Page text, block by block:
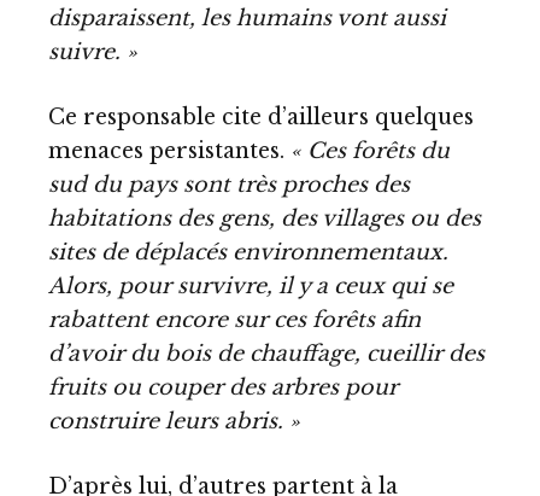
disparaissent, les humains vont aussi
suivre. »
Ce responsable cite d’ailleurs quelques
menaces persistantes. « Ces forêts du
sud du pays sont très proches des
habitations des gens, des villages ou des
sites de déplacés environnementaux.
Alors, pour survivre, il y a ceux qui se
rabattent encore sur ces forêts afin
d’avoir du bois de chauffage, cueillir des
fruits ou couper des arbres pour
construire leurs abris. »
D’après lui, d’autres partent à la